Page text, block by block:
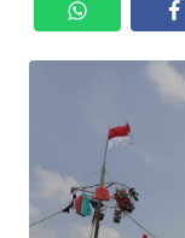
OPINI
PRIANGAN
SUKABUMI